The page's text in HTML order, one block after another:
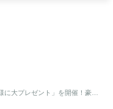
日頃の感謝を込めて「88名様に大プレゼント」を開催！豪華アイテムで家計応援